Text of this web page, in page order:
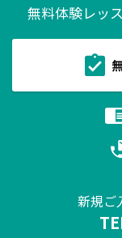
無料体験レッ
新規ご